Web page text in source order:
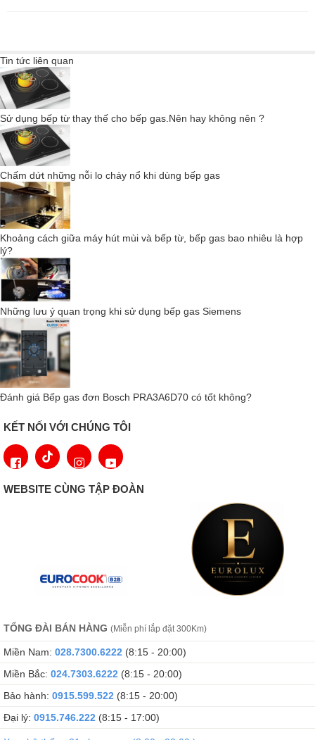
tin cậy để bạn luôn có được món xào đều hoặc ninh nhỏ lửa, và
kết quả hoàn hảo mọi lúc.
Kính cường lực màu đen
Thiết kế độc đáo, màu đen đẹp mắt của bề mặt làm bằng kính
cường lực . Thiết kế sang trọng và dễ dàng vệ sinh. Lắp đặt tiêu
chuẩn hoặc lắp chìm: chọn giữa lắp đặt chìm và lắp đặt nổi. Núm
vặn hình thanh kiếm: để điều khiển tiện dụng. Được chế tác tỉ mỉ,
Việc vệ sinh bếp gas đôi khi có thể khiến bạn cảm thấy như một
gánh nặng. Những chiếc giá đỡ chảo nặng nề, các cạnh và góc
chúng tôi đã hỗ trợ bạn! Bếp gas của chúng tôi được thiết kế
dành riêng cho bạn. Chúng có thiết kế bề mặt tối ưu, núm vặn có
thể tháo rời và giá đỡ chảo phù hợp với máy rửa chén. Vì vậy,
bạn có thể thư giãn và để máy rửa chén làm việc nặng nhọc.
Tin tức liên quan
Sử dụng bếp từ thay thế cho bếp gas.Nên hay không nên ?
Chấm dứt những nỗi lo cháy nổ khi dùng bếp gas
Khoảng cách giữa máy hút mùi và bếp từ, bếp gas bao nhiêu là hợp
lý?
Những lưu ý quan trọng khi sử dụng bếp gas Siemens
Đánh giá Bếp gas đơn Bosch PRA3A6D70 có tốt không?
KẾT NỐI VỚI CHÚNG TÔI
WEBSITE CÙNG TẬP ĐOÀN
TỔNG ĐÀI BÁN HÀNG (Miễn phí lắp đặt 300Km)
Miền Nam: 028.7300.6222 (8:15 - 20:00)
Miền Bắc: 024.7303.6222 (8:15 - 20:00)
Bảo hành: 0915.599.522 (8:15 - 20:00)
Đại lý: 0915.746.222 (8:15 - 17:00)